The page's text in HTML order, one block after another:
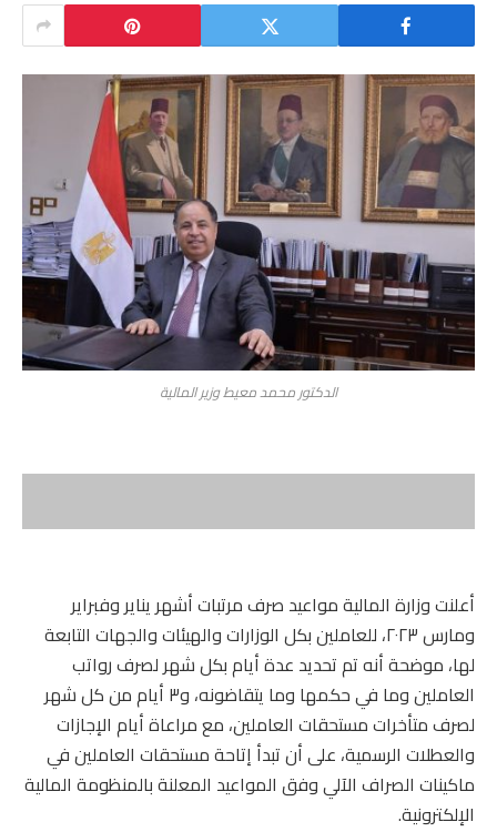
الدكتور محمد معيط وزير المالية
أعلنت وزارة المالية مواعيد صرف مرتبات أشهر يناير وفبراير
ومارس ٢٠٢٣، للعاملين بكل الوزارات والهيئات والجهات التابعة
لها، موضحة أنه تم تحديد عدة أيام بكل شهر لصرف رواتب
العاملين وما في حكمها وما يتقاضونه، و٣ أيام من كل شهر
لصرف متأخرات مستحقات العاملين، مع مراعاة أيام الإجازات
والعطلات الرسمية، على أن تبدأ إتاحة مستحقات العاملين في
ماكينات الصراف الآلي وفق المواعيد المعلنة بالمنظومة المالية
الإلكترونية.